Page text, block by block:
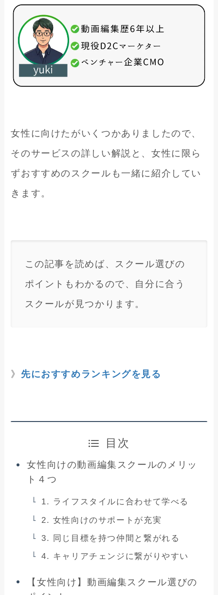
女性に向けたがいくつかありましたので、
そのサービスの詳しい解説と、女性に限ら
ずおすすめのスクールも一緒に紹介してい
きます。
この記事を読めば、スクール選びの
ポイントもわかるので、自分に合う
スクールが見つかります。
》 先におすすめランキングを見る
目次
女性向けの動画編集スクールのメリッ
ト４つ
1. ライフスタイルに合わせて学べる
2. 女性向けのサポートが充実
3. 同じ目標を持つ仲間と繋がれる
4. キャリアチェンジに繋がりやすい
【女性向け】動画編集スクール選びの